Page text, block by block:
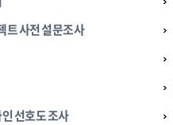
트 사전 설문조사
선호도 조사